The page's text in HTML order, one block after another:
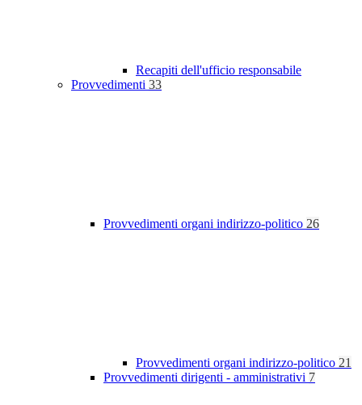
Recapiti dell'ufficio responsabile
Provvedimenti 33
Provvedimenti organi indirizzo-politico 26
Provvedimenti organi indirizzo-politico 21
Provvedimenti dirigenti - amministrativi 7